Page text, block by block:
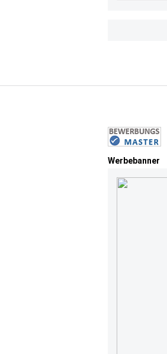
Werbebanner